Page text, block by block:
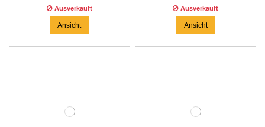
Ausverkauft
Ansicht
Ausverkauft
Ansicht